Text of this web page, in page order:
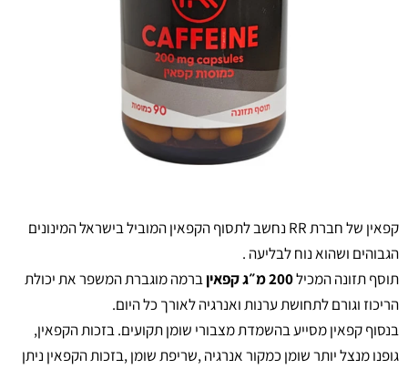
קפאין של חברת RR נחשב לתסוף הקפאין המוביל בישראל המינונים
הגבוהים ושהוא נוח לבליעה .
תוסף תזונה המכיל200 מ״ג קפאין
ברמה מוגברת המשפר את יכולת
הריכוז וגורם לתחושת ערנות ואנרגיה לאורך כל היום.
בנסוף קפאין מסייע בהשמדת מצבורי שומן תקועים.בזכות הקפאין,
גופנו מנצל יותר שומן כמקור אנרגיה ,שריפת שומן ,בזכות הקפאין ניתן